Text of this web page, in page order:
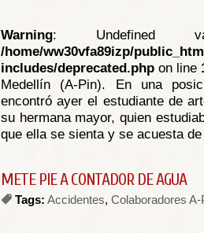
Warning: Undefined
/home/ww30vfa89izp/
includes/deprecated.php on line
Medellín (A-Pin). En una
encontró ayer el estudiante de
su hermana mayor, quien
que ella se sienta y se acuesta
METE PIE A CONTADOR DE AGUA
Tags: Accidentes, Colaboradores A-